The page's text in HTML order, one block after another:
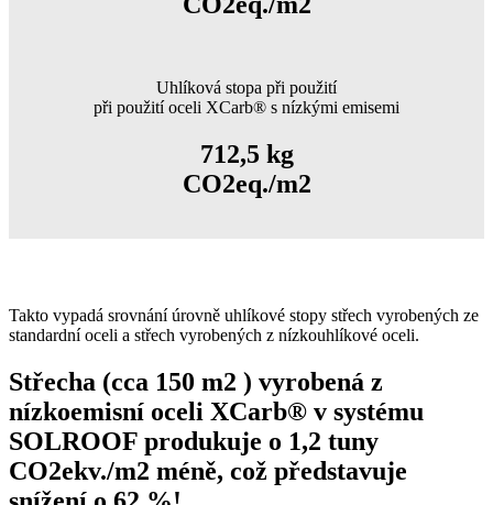
Uhlíková stopa při použití
při použití oceli XCarb® s nízkými emisemi
712,5 kg
CO2eq./m2
Takto vypadá srovnání úrovně uhlíkové stopy střech vyrobených ze
standardní oceli a střech vyrobených z nízkouhlíkové oceli.
Střecha (cca 150 m2 ) vyrobená z
nízkoemisní oceli XCarb® v systému
SOLROOF produkuje o 1,2 tuny
CO2ekv./m2 méně, což představuje